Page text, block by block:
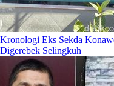
Kronologi Eks Sekda
Digerebek Selingkuh